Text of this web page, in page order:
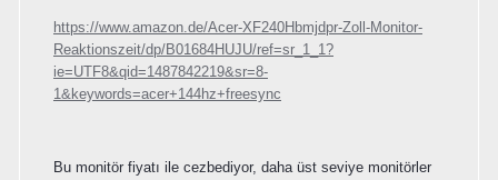
https://www.amazon.de/Acer-XF240Hbmjdpr-Zoll-Monitor-
Reaktionszeit/dp/B01684HUJU/ref=sr_1_1?
ie=UTF8&qid=1487842219&sr=8-
1&keywords=acer+144hz+freesync
Bu monitör fiyatı ile cezbediyor, daha üst seviye monitörler